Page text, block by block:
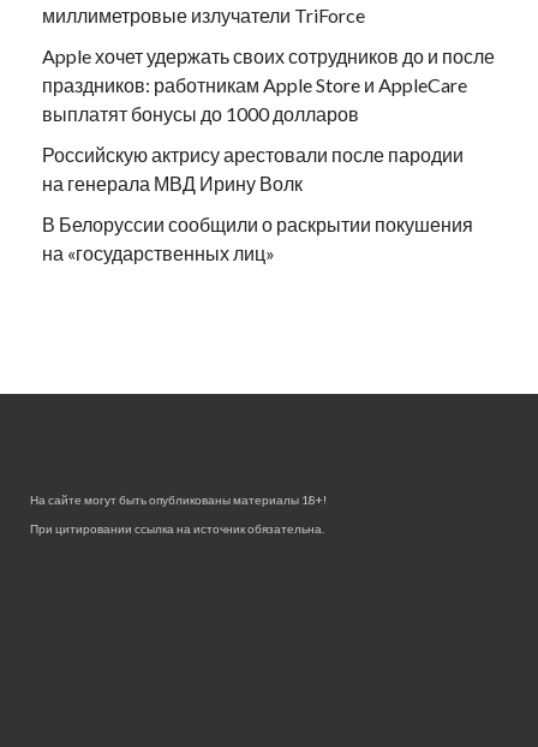
миллиметровые излучатели TriForce
Apple хочет удержать своих сотрудников до и после
праздников: работникам Apple Store и AppleCare
выплатят бонусы до 1000 долларов
Российскую актрису арестовали после пародии
на генерала МВД Ирину Волк
В Белоруссии сообщили о раскрытии покушения
на «государственных лиц»
На сайте могут быть опубликованы материалы 18+!
При цитировании ссылка на источник обязательна.